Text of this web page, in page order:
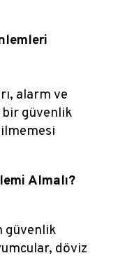
alarm ve
güvenlik
Almalı?
güvenlik
döviz